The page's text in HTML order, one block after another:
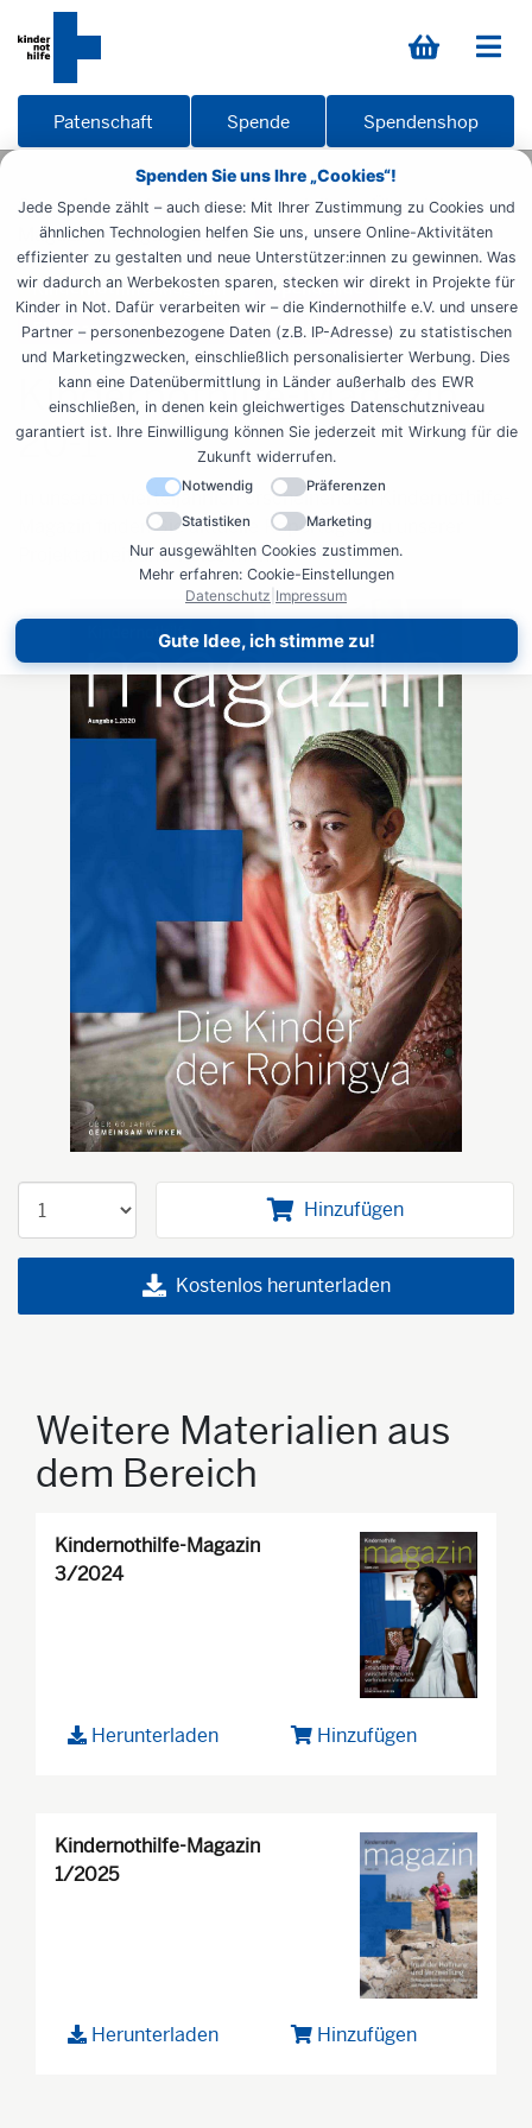
Spenden Sie uns Ihre „Cookies“!
Jede Spende zählt – auch diese: Mit Ihrer Zustimmung zu Cookies und
ähnlichen Technologien helfen Sie uns, unsere Online-Aktivitäten
effizienter zu gestalten und neue Unterstützer:innen zu gewinnen. Was
wir dadurch an Werbekosten sparen, stecken wir direkt in Projekte für
Kinder in Not. Dafür verarbeiten wir – die Kindernothilfe e.V. und unsere
Partner – personenbezogene Daten (z.B. IP-Adresse) zu statistischen
und Marketingzwecken, einschließlich personalisierter Werbung. Dies
kann eine Datenübermittlung in Länder außerhalb des EWR
einschließen, in denen kein gleichwertiges Datenschutzniveau
garantiert ist. Ihre Einwilligung können Sie jederzeit mit Wirkung für die
Zukunft widerrufen.
Notwendig Präferenzen
Statistiken Marketing
Nur ausgewählten Cookies zustimmen.
Mehr erfahren: Cookie-Einstellungen
Datenschutz Impressum
Gute Idee, ich stimme zu!
Patenschaft Spende Spendenshop
Startseite Informieren Materialien
Übersicht
Magazin
Magazin 20-1
Kindernothilfe-Magazin
Spendende
Ehrenamtliche
Kirche und Gemeinde
Kindernothilfe-Magazin
20-1
In unserem vierteljährlich erscheinenden Kindernothilfe-
Magazin finden Sie aktuelle Reportagen zu unserer
Projektarbeit und vieles mehr.
Kostenlos herunterladen
Hinzufügen
Weitere Materialien aus
dem Bereich
Kindernothilfe-Magazin
3/2024
Herunterladen Hinzufügen
Kindernothilfe-Magazin
1/2025
Herunterladen Hinzufügen